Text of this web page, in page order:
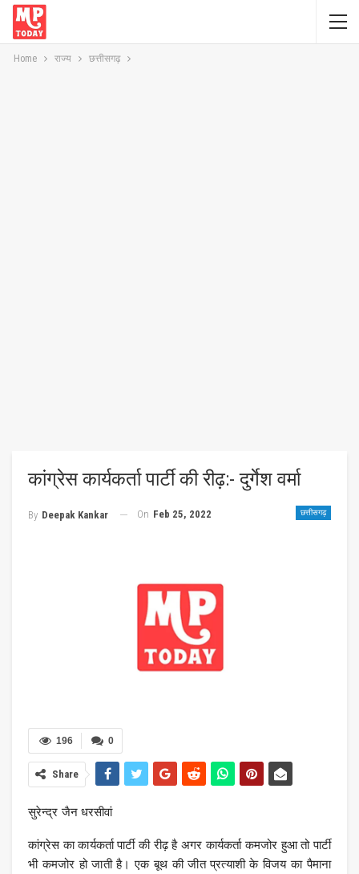
Home राज्य छत्तीसगढ़
कांग्रेस कार्यकर्ता पार्टी की रीढ़:- दुर्गेश वर्मा
छत्तीसगढ़
By Deepak Kankar On Feb 25, 2022
0
196
Share
सुरेन्द्र जैन धरसीवां
कांग्रेस का कार्यकर्ता पार्टी की रीढ़ है अगर कार्यकर्ता कमजोर हुआ तो पार्टी
भी कमजोर हो जाती है। एक बूथ की जीत प्रत्याशी के विजय का पैमाना